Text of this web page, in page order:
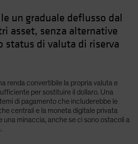
un graduale deflusso dal
asset, senza alternative
status di valuta di riserva
renda convertibile la propria valuta e
per sostituire il dollaro. Una
di pagamento che includerebbe le
centrali e la moneta digitale privata
una minaccia, anche se ci sono ostacoli a